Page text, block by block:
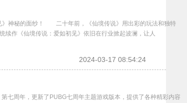
神秘的面纱！ 二十年前，《仙境传说》用出彩的玩法和独特
续作《仙境传说：爱如初见》依旧在行业掀起波澜，让人
2024-03-17 08:54:24
周年，更新了PUBG七周年主题游戏版本，提供了各种精彩内容